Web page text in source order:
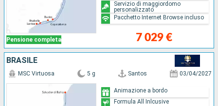
Pensione completa 7 029 €
Servizio di maggiordomo
personalizzato
Pacchetto Internet Browse incluso
BRASILE
MSC Virtuosa 5 g Santos 03/04/2027
Animazione a bordo
Formula All Inlcusive